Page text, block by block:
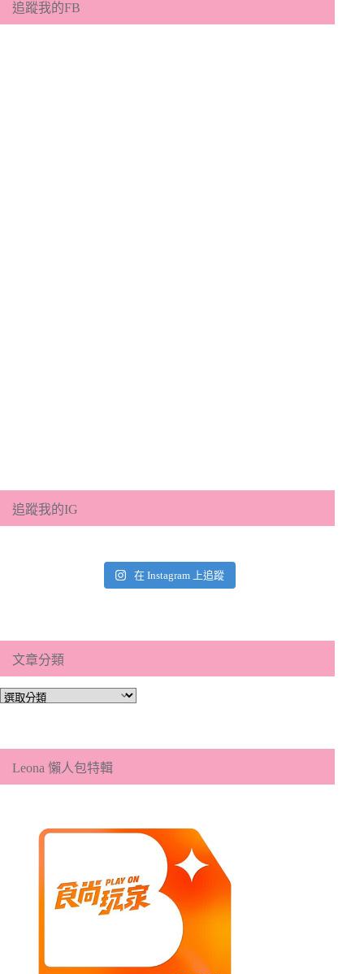
追蹤我的FB
追蹤我的IG
在 Instagram 上追蹤
文章分類
文
類
Leona 懶人包特輯